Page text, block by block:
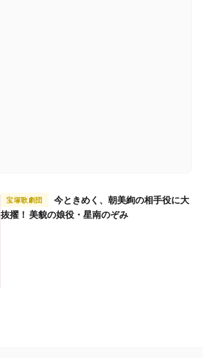
宝塚歌劇団
抜擢！ 美貌の娘役・星南のぞみ